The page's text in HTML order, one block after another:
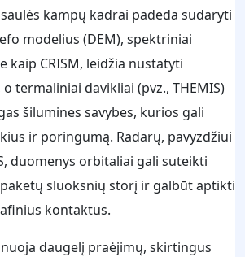
kampų kadrai padeda sudaryti
modelius (DEM), spektriniai
kaip CRISM, leidžia nustatyti
termaliniai davikliai (pvz., THEMIS)
šilumines savybes, kurios gali
ir poringumą. Radarų, pavyzdžiui
duomenys orbitaliai gali suteikti
sluoksnių storį ir galbūt aptikti
kontaktus.
daugelį praėjimų, skirtingus